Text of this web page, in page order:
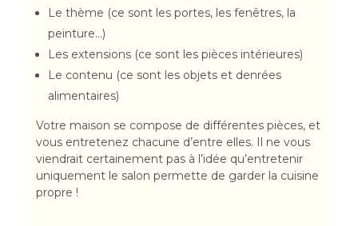
Le thème (ce sont les portes, les fenêtres, la
peinture…)
Les extensions (ce sont les pièces intérieures)
Le contenu (ce sont les objets et denrées
alimentaires)
Votre maison se compose de différentes pièces, et
vous entretenez chacune d’entre elles. Il ne vous
viendrait certainement pas à l’idée qu’entretenir
uniquement le salon permette de garder la cuisine
propre !